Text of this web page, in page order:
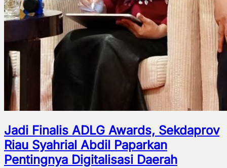
Jadi Finalis ADLG Awards, Sekdaprov
Riau Syahrial Abdil Paparkan
Pentingnya Digitalisasi Daerah